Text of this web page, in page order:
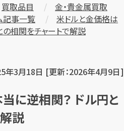
買取品目
金・貴金属買取
記事一覧
米ドルと金価格は
相関をチャートで解説
年3月18日 [更新：2026年4月9日]
に逆相関？ ドル円と
説